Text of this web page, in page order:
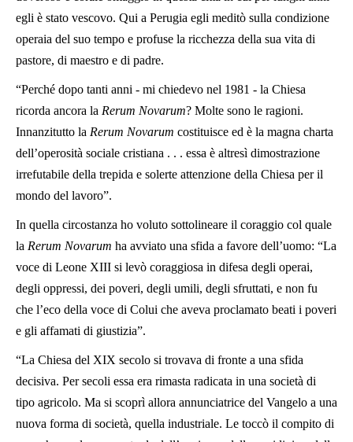
egli è stato vescovo. Qui a Perugia egli meditò sulla condizione
operaia del suo tempo e profuse la ricchezza della sua vita di
pastore, di maestro e di padre.
“Perché dopo tanti anni - mi chiedevo nel 1981 - la Chiesa
ricorda ancora la Rerum Novarum? Molte sono le ragioni.
Innanzitutto la Rerum Novarum costituisce ed è la magna charta
dell’operosità sociale cristiana . . . essa è altresì dimostrazione
irrefutabile della trepida e solerte attenzione della Chiesa per il
mondo del lavoro”.
In quella circostanza ho voluto sottolineare il coraggio col quale
la Rerum Novarum ha avviato una sfida a favore dell’uomo: “La
voce di Leone XIII si levò coraggiosa in difesa degli operai,
degli oppressi, dei poveri, degli umili, degli sfruttati, e non fu
che l’eco della voce di Colui che aveva proclamato beati i poveri
e gli affamati di giustizia”.
“La Chiesa del XIX secolo si trovava di fronte a una sfida
decisiva. Per secoli essa era rimasta radicata in una società di
tipo agricolo. Ma si scoprì allora annunciatrice del Vangelo a una
nuova forma di società, quella industriale. Le toccò il compito di